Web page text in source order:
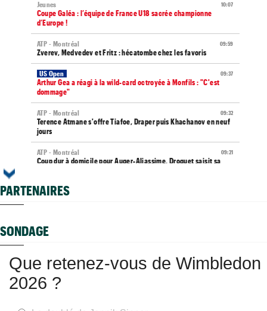
10:07
Jeunes
Coupe Galéa : l’équipe de France U18 sacrée championne
d’Europe !
09:59
ATP - Montréal
Zverev, Medvedev et Fritz : hécatombe chez les favoris
09:37
US Open
Arthur Gea a réagi à la wild-card octroyée à Monfils : "C'est
dommage"
09:32
ATP - Montréal
Terence Atmane s'offre Tiafoe, Draper puis Khachanov en neuf
jours
09:21
ATP - Montréal
Coup dur à domicile pour Auger-Aliassime, Droguet saisit sa
Jeunes
Média
Toutes vos vidéos à retrouver sur Tennis Actu TV...
08:45
WTA - Toronto
Iga Swiatek change son jeu : "Je fais trop de choses trop vite..."
ATP / WTA
PARTENAIRES
SONDAGE
Que retenez-vous de Wimbledon
2026 ?